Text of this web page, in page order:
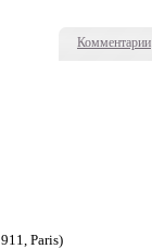
Комментарии
Paris)